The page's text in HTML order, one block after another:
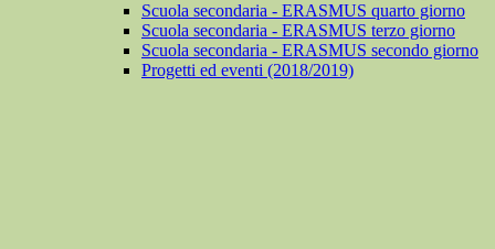
Scuola secondaria - ERASMUS quarto giorno
Scuola secondaria - ERASMUS terzo giorno
Scuola secondaria - ERASMUS secondo giorno
Progetti ed eventi (2018/2019)